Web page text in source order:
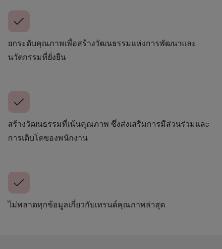
ยกระดับคุณภาพเพื่อสร้างวัฒนธรรมแห่งการพัฒนาและ
นวัตกรรมที่ยั่งยืน
สร้างวัฒนธรรมที่เน้นคุณภาพ ซึ่งส่งเสริมการมีส่วนร่วมและ
การเติบโตของพนักงาน
ไม่พลาดทุกข้อมูลเกี่ยวกับเทรนด์คุณภาพล่าสุด